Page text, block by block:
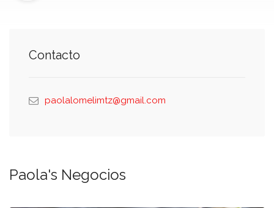
Contacto
paolalomelimtz@gmail.com
Paola's Negocios